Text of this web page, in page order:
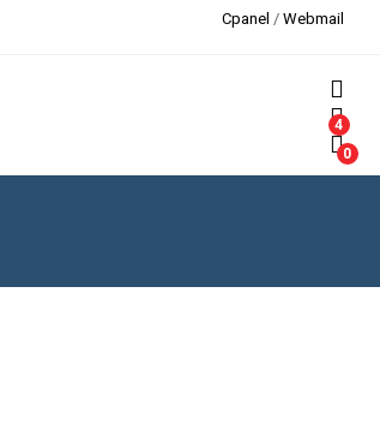
Cpanel /Webmail
4
0